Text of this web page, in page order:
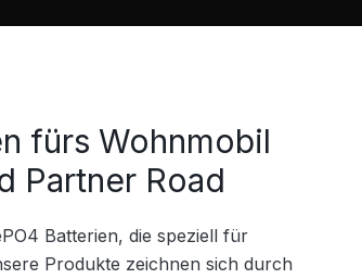
fürs Wohnmobil
Partner Road
Batterien, die speziell für
Produkte zeichnen sich durch